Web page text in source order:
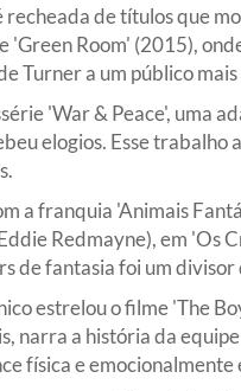
de títulos que
'Green Room' (2015),
Turner a um público
'War & Peace', uma
elogios. Esse trabalho
a franquia 'Animais
Redmayne), em 'Os
de fantasia foi um
estrelou o filme 'The
narra a história da
física e emocionalmente